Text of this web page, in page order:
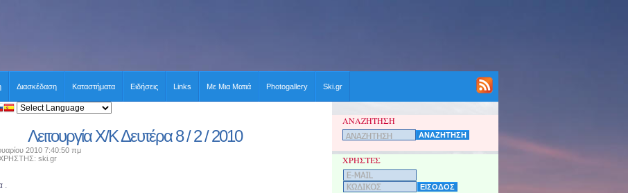
Διασκέδαση Καταστήματα Ειδήσεις Links Με Μια Ματιά Photogallery Ski.gr
Λειτουργία Χ/Κ Δευτέρα 8 / 2 / 2010
2010 7:40:50 πμ
ski.gr
.
ΑΝΑΖΗΤΗΣΗ
ΧΡΗΣΤΕΣ